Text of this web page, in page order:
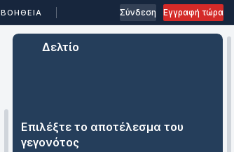
ΒΟΉΘΕΙΑ Σύνδεση Εγγραφή τώρα
Δελτίο
Επιλέξτε το αποτέλεσμα του
γεγονότος